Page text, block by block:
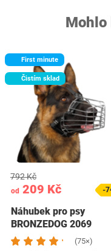
Mohlo
First minute
Čistím sklad
od 209 Kč
792 Kč
-
Náhubek pro psy
BRONZEDOG 2069
(75×)